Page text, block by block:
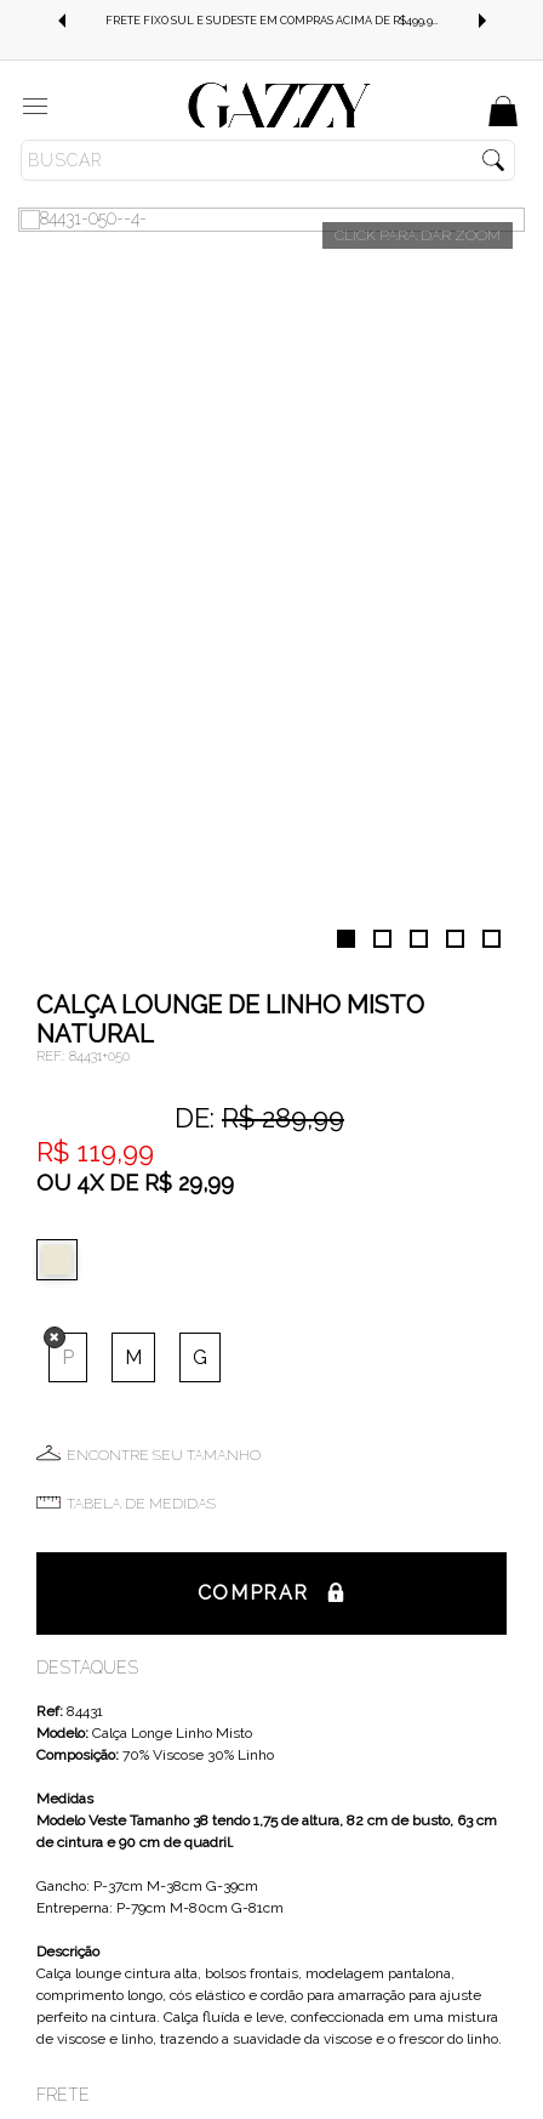
FRETE FIXO SUL E SUDESTE EM COMPRAS ACIMA DE R$499,99!
Menu CALÇAS
CALÇA LOUNGE DE LINHO MISTO
NATURAL
REF.: 84431+050
DE: R$ 289,99
R$ 119,99
OU 4XDE R$ 29,99
P M G
ENCONTRE SEU TAMANHO
TABELA DE MEDIDAS
COMPRAR
DESTAQUES
Ref: 84431
Modelo: Calça Longe Linho Misto
Composição: 70% Viscose 30% Linho
Medidas
Modelo Veste Tamanho 38 tendo 1,75 de altura, 82 cm de busto, 63 cm
de cintura e 90 cm de quadril.
Gancho: P-37cm M-38cm G-39cm
Entreperna: P-79cm M-80cm G-81cm
Descrição
Calça lounge cintura alta, bolsos frontais, modelagem pantalona,
comprimento longo, cós elástico e cordão para amarração para ajuste
perfeito na cintura. Calça fluída e leve, confeccionada em uma mistura
de viscose e linho, trazendo a suavidade da viscose e o frescor do linho.
FRETE